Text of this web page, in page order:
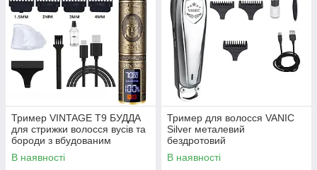
Тример VINTAGE Т9 БУДДА
для стрижки волосся вусів та
бороди з вбудованим
акумулятором 1200 mAh 3
швидкості до 7000 RPM
В наявності
Тример для волосся VANIC
Silver металевий
бездротовий
В наявності